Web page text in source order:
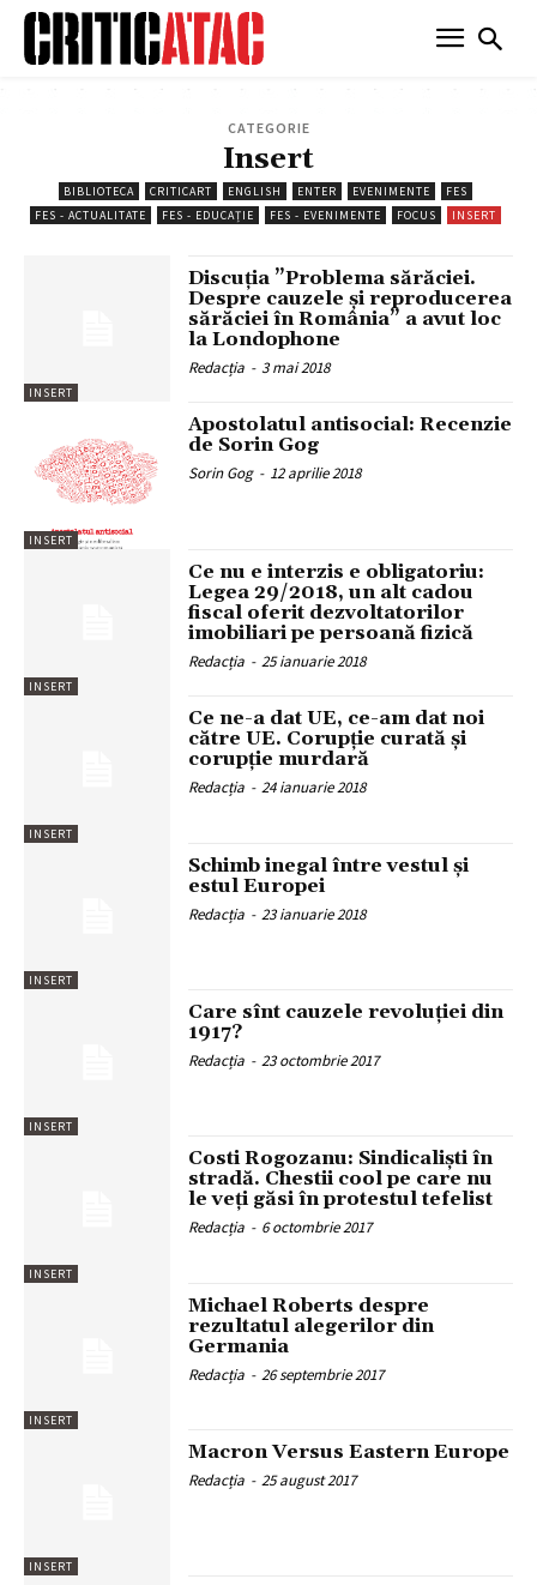
CATEGORIE
Insert
BIBLIOTECA CRITICART ENGLISH ENTER EVENIMENTE
FES
FES - ACTUALITATE
FES - EDUCAȚIE FES - EVENIMENTE FOCUS INSERT
INSERT
Discuţia ”Problema sărăciei.
Despre cauzele şi reproducerea
sărăciei în România” a avut loc
la Londophone
Redacția - 3 mai 2018
INSERT
Apostolatul antisocial: Recenzie
de Sorin Gog
Sorin Gog - 12 aprilie 2018
INSERT
Ce nu e interzis e obligatoriu:
Legea 29/2018, un alt cadou
fiscal oferit dezvoltatorilor
imobiliari pe persoană fizică
Redacția - 25 ianuarie 2018
INSERT
Ce ne-a dat UE, ce-am dat noi
către UE. Corupţie curată şi
corupţie murdară
Redacția - 24 ianuarie 2018
INSERT
Schimb inegal între vestul și
estul Europei
Redacția - 23 ianuarie 2018
INSERT
Care sînt cauzele revoluției din
1917?
Redacția - 23 octombrie 2017
INSERT
Costi Rogozanu: Sindicaliști în
stradă. Chestii cool pe care nu
le veți găsi în protestul tefelist
Redacția - 6 octombrie 2017
INSERT
Michael Roberts despre
rezultatul alegerilor din
Germania
Redacția - 26 septembrie 2017
INSERT
Macron Versus Eastern Europe
Redacția - 25 august 2017